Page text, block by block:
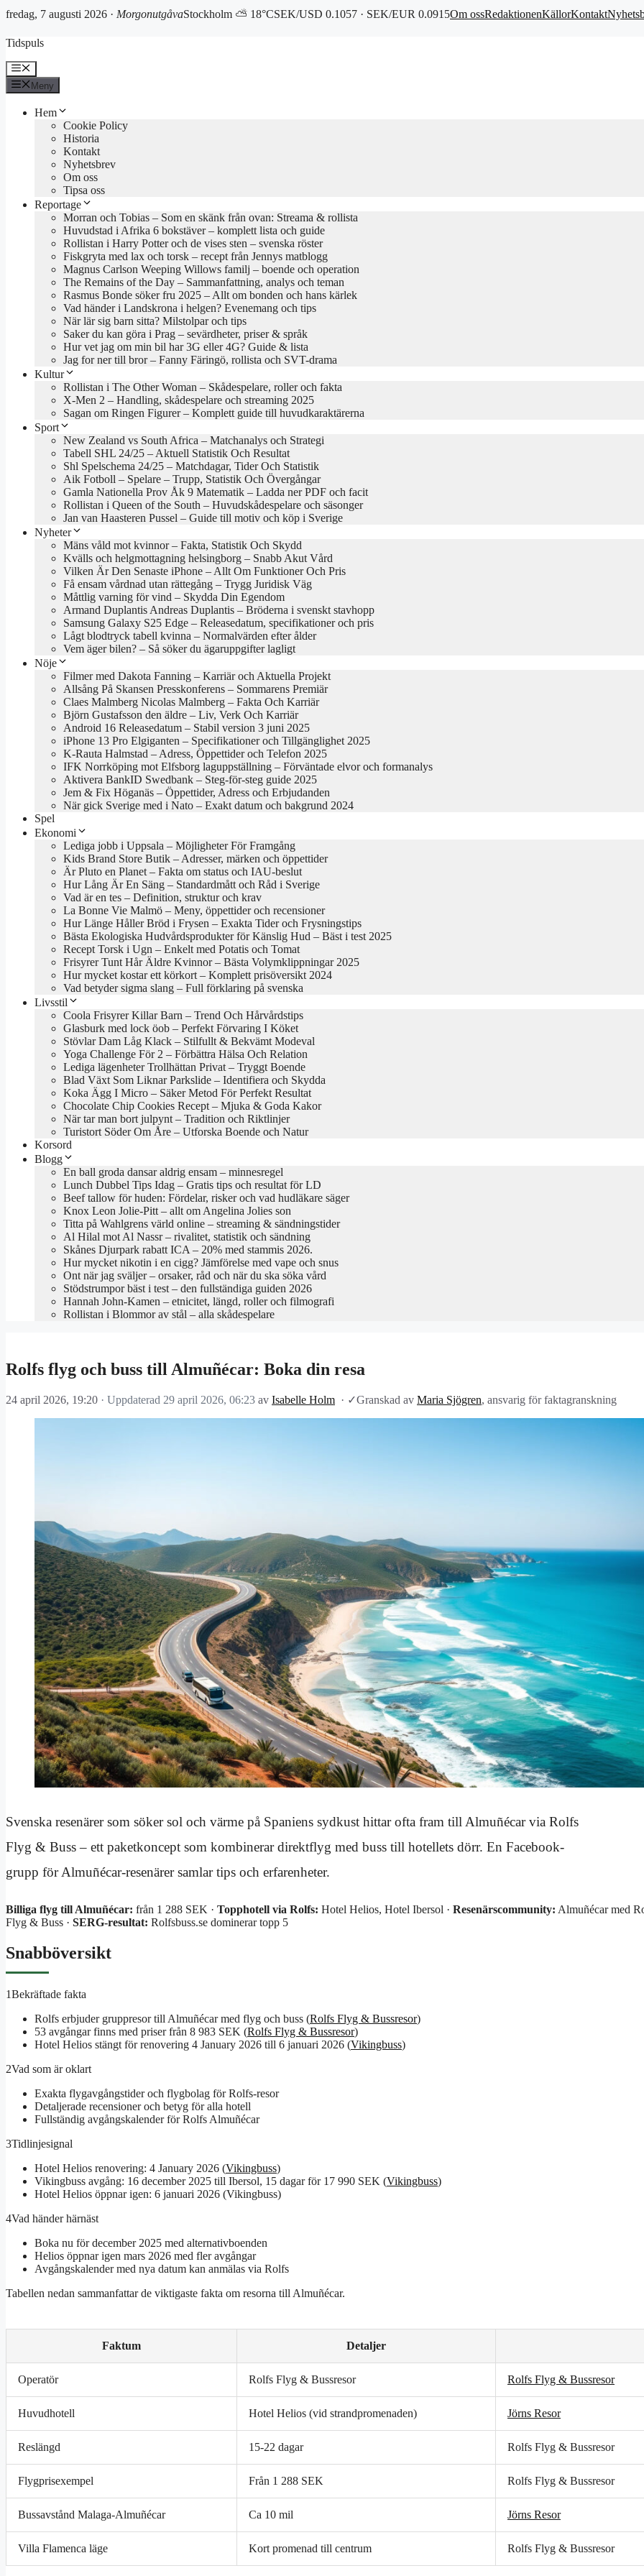
fredag, 7 augusti 2026 · MorgonutgåvaStockholm ⛅ 18°CSEK/USD 0.1057 · SEK/EUR 0.0915Om ossRedaktionenKällorKontakt
till
Tidspuls
Meny
Meny
Hem
Cookie Policy
Historia
Kontakt
Nyhetsbrev
Om oss
Tipsa oss
Reportage
Morran och Tobias – Som en skänk från ovan: Streama & rollista
Huvudstad i Afrika 6 bokstäver – komplett lista och guide
Rollistan i Harry Potter och de vises sten – svenska röster
Fiskgryta med lax och torsk – recept från Jennys matblogg
Magnus Carlson Weeping Willows familj – boende och operation
The Remains of the Day – Sammanfattning, analys och teman
Rasmus Bonde söker fru 2025 – Allt om bonden och hans kärlek
Vad händer i Landskrona i helgen? Evenemang och tips
När lär sig barn sitta? Milstolpar och tips
Saker du kan göra i Prag – sevärdheter, priser & språk
Hur vet jag om min bil har 3G eller 4G? Guide & lista
Jag for ner till bror – Fanny Färingö, rollista och SVT-drama
Kultur
Rollistan i The Other Woman – Skådespelare, roller och fakta
X-Men 2 – Handling, skådespelare och streaming 2025
Sagan om Ringen Figurer – Komplett guide till huvudkaraktärerna
Sport
New Zealand vs South Africa – Matchanalys och Strategi
Tabell SHL 24/25 – Aktuell Statistik Och Resultat
Shl Spelschema 24/25 – Matchdagar, Tider Och Statistik
Aik Fotboll – Spelare – Trupp, Statistik Och Övergångar
Gamla Nationella Prov Åk 9 Matematik – Ladda ner PDF och facit
Rollistan i Queen of the South – Huvudskådespelare och säsonger
Jan van Haasteren Pussel – Guide till motiv och köp i Sverige
Nyheter
Mäns våld mot kvinnor – Fakta, Statistik Och Skydd
Kvälls och helgmottagning helsingborg – Snabb Akut Vård
Vilken Är Den Senaste iPhone – Allt Om Funktioner Och Pris
Få ensam vårdnad utan rättegång – Trygg Juridisk Väg
Måttlig varning för vind – Skydda Din Egendom
Armand Duplantis Andreas Duplantis – Bröderna i svenskt stavhopp
Samsung Galaxy S25 Edge – Releasedatum, specifikationer och pris
Lågt blodtryck tabell kvinna – Normalvärden efter ålder
Vem äger bilen? – Så söker du ägaruppgifter lagligt
Nöje
Filmer med Dakota Fanning – Karriär och Aktuella Projekt
Allsång På Skansen Presskonferens – Sommarens Premiär
Claes Malmberg Nicolas Malmberg – Fakta Och Karriär
Björn Gustafsson den äldre – Liv, Verk Och Karriär
Android 16 Releasedatum – Stabil version 3 juni 2025
iPhone 13 Pro Elgiganten – Specifikationer och Tillgänglighet 2025
K-Rauta Halmstad – Adress, Öppettider och Telefon 2025
IFK Norrköping mot Elfsborg laguppställning – Förväntade elvor och formanalys
Aktivera BankID Swedbank – Steg-för-steg guide 2025
Jem & Fix Höganäs – Öppettider, Adress och Erbjudanden
När gick Sverige med i Nato – Exakt datum och bakgrund 2024
Spel
Ekonomi
Lediga jobb i Uppsala – Möjligheter För Framgång
Kids Brand Store Butik – Adresser, märken och öppettider
Är Pluto en Planet – Fakta om status och IAU-beslut
Hur Lång Är En Säng – Standardmått och Råd i Sverige
Vad är en tes – Definition, struktur och krav
La Bonne Vie Malmö – Meny, öppettider och recensioner
Hur Länge Håller Bröd i Frysen – Exakta Tider och Frysningstips
Bästa Ekologiska Hudvårdsprodukter för Känslig Hud – Bäst i test 2025
Recept Torsk i Ugn – Enkelt med Potatis och Tomat
Frisyrer Tunt Hår Äldre Kvinnor – Bästa Volymklippningar 2025
Hur mycket kostar ett körkort – Komplett prisöversikt 2024
Vad betyder sigma slang – Full förklaring på svenska
Livsstil
Coola Frisyrer Killar Barn – Trend Och Hårvårdstips
Glasburk med lock öob – Perfekt Förvaring I Köket
Stövlar Dam Låg Klack – Stilfullt & Bekvämt Modeval
Yoga Challenge För 2 – Förbättra Hälsa Och Relation
Lediga lägenheter Trollhättan Privat – Tryggt Boende
Blad Växt Som Liknar Parkslide – Identifiera och Skydda
Koka Ägg I Micro – Säker Metod För Perfekt Resultat
Chocolate Chip Cookies Recept – Mjuka & Goda Kakor
När tar man bort julpynt – Tradition och Riktlinjer
Turistort Söder Om Åre – Utforska Boende och Natur
Korsord
Blogg
En ball groda dansar aldrig ensam – minnesregel
Lunch Dubbel Tips Idag – Gratis tips och resultat för LD
Beef tallow för huden: Fördelar, risker och vad hudläkare säger
Knox Leon Jolie-Pitt – allt om Angelina Jolies son
Titta på Wahlgrens värld online – streaming & sändningstider
Al Hilal mot Al Nassr – rivalitet, statistik och sändning
Skånes Djurpark rabatt ICA – 20% med stammis 2026.
Hur mycket nikotin i en cigg? Jämförelse med vape och snus
Ont när jag sväljer – orsaker, råd och när du ska söka vård
Stödstrumpor bäst i test – den fullständiga guiden 2026
Hannah John-Kamen – etnicitet, längd, roller och filmografi
Rollistan i Blommor av stål – alla skådespelare
Rolfs flyg och buss till Almuñécar: Boka din resa
24 april 2026, 19:20 · Uppdaterad 29 april 2026, 06:23 av Isabelle Holm · ✓Granskad av Maria Sjögren, ansvarig för faktagranskning
Svenska resenärer som söker sol och värme på Spaniens sydkust hittar ofta fram till Almuñécar via Rolfs
Flyg & Buss – ett paketkoncept som kombinerar direktflyg med buss till hotellets dörr. En Facebook-
grupp för Almuñécar-resenärer samlar tips och erfarenheter.
Billiga flyg till Almuñécar: från 1 288 SEK · Topphotell via Rolfs: Hotel Helios, Hotel Ibersol · Resenärscommunity: Almuñécar med
Flyg & Buss · SERG-resultat: Rolfsbuss.se dominerar topp 5
Snabböversikt
1Bekräftade fakta
Rolfs erbjuder gruppresor till Almuñécar med flyg och buss (Rolfs Flyg & Bussresor)
53 avgångar finns med priser från 8 983 SEK (Rolfs Flyg & Bussresor)
Hotel Helios stängt för renovering 4 January 2026 till 6 januari 2026 (Vikingbuss)
2Vad som är oklart
Exakta flygavgångstider och flygbolag för Rolfs-resor
Detaljerade recensioner och betyg för alla hotell
Fullständig avgångskalender för Rolfs Almuñécar
3Tidlinjesignal
Hotel Helios renovering: 4 January 2026 (Vikingbuss)
Vikingbuss avgång: 16 december 2025 till Ibersol, 15 dagar för 17 990 SEK (Vikingbuss)
Hotel Helios öppnar igen: 6 januari 2026 (Vikingbuss)
4Vad händer härnäst
Boka nu för december 2025 med alternativboenden
Helios öppnar igen mars 2026 med fler avgångar
Avgångskalender med nya datum kan anmälas via Rolfs
Tabellen nedan sammanfattar de viktigaste fakta om resorna till Almuñécar.
Faktum Detaljer
Operatör Rolfs Flyg & Bussresor Rolfs Flyg & Bussresor
Huvudhotell Hotel Helios (vid strandpromenaden) Jörns Resor
Reslängd 15-22 dagar Rolfs Flyg & Bussresor
Flygprisexempel Från 1 288 SEK Rolfs Flyg & Bussresor
Bussavstånd Malaga-Almuñécar Ca 10 mil Jörns Resor
Villa Flamenca läge Kort promenad till centrum Rolfs Flyg & Bussresor